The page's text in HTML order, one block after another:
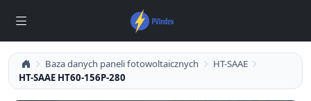
Baza danych paneli fotowoltaicznych
HT-SAAE
HT-SAAE HT60-156P-280